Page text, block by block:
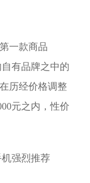
一款商品
自有品牌之中的
历经价格调整
元之内，性价